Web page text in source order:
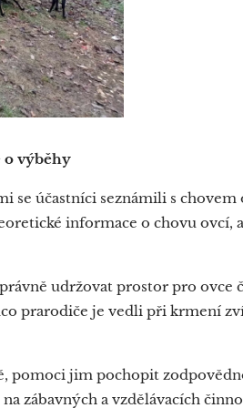
o výběhy
se účastníci seznámili s
informace o chovu ovcí,
udržovat prostor pro ovce
prarodiče je vedli při krmení
pomoci jim pochopit
zábavných a vzdělávacích